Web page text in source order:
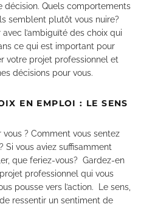
décision. Quels comportements
semblent plutôt vous nuire?
l’ambiguïté des choix qui
ce qui est important pour
votre projet professionnel et
décisions pour vous.
EN EMPLOI : LE SENS
? Comment vous sentez
Si vous aviez suffisamment
que feriez-vous? ​ Gardez-en
professionnel qui vous
pousse vers l’action. Le sens,
ressentir un sentiment de